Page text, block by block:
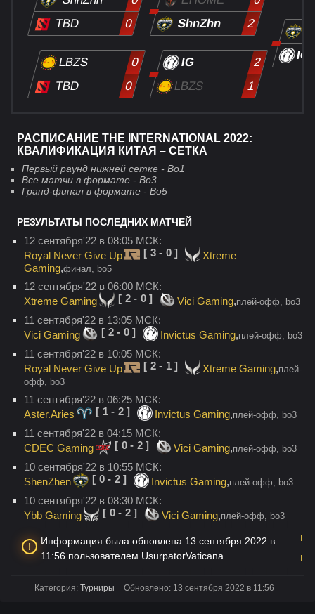
TBD
0
LBZS
0
TBD
0
ShnZhn
2
IG
2
LBZS
1
IG
РАСПИСАНИЕ THE INTERNATIONAL 2022:
КВАЛИФИКАЦИЯ КИТАЯ – СЕТКА
Первый раунд нижней сетке - Bo1
Все матчи в формате - Bo3
Гранд-финал в формате - Bo5
РЕЗУЛЬТАТЫ ПОСЛЕДНИХ МАТЧЕЙ
12 сентября'22 в 08:05 МСК:
Royal Never Give Up
[3-0]
Xtreme
Gaming,финал, bo5
12 сентября'22 в 06:00 МСК:
Xtreme Gaming
[2-0] Vici Gaming,плей-офф, bo3
11 сентября'22 в 13:05 МСК:
Vici Gaming
[2-0] Invictus Gaming,плей-офф, bo3
11 сентября'22 в 10:05 МСК:
Royal Never Give Up
[2-1] Xtreme Gaming,плей-
офф, bo3
11 сентября'22 в 06:25 МСК:
Aster.Aries
[1-2] Invictus Gaming,плей-офф, bo3
11 сентября'22 в 04:15 МСК:
CDEC Gaming
[0-2] Vici Gaming,плей-офф, bo3
10 сентября'22 в 10:55 МСК:
ShenZhen
[0-2] Invictus Gaming,плей-офф, bo3
10 сентября'22 в 08:30 МСК:
Ybb Gaming
[0-2] Vici Gaming,плей-офф, bo3
Информация была обновлена 13 сентября 2022 в
11:56 пользователем UsurpatorVaticana
Категория: Турниры Обновлено: 13 сентября 2022 в 11:56